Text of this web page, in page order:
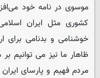
موسوی در نامه خود
کشوری مثل ایران
خوشنامی و بدنامی برای
ظاهار ما نیز می توانیم
مردم فهیم و پارسای